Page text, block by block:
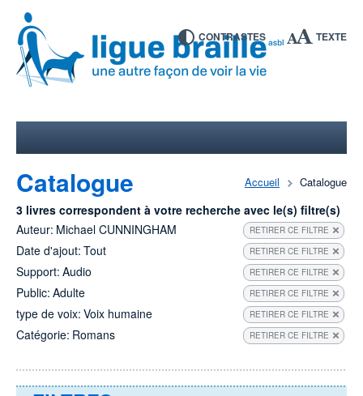
CONTRASTES TEXTE
Accueil Catalogue
Catalogue
3 livres correspondent à votre recherche avec le(s) filtre(s)
Auteur: Michael CUNNINGHAM RETIRER CE FILTRE
Date d'ajout: Tout RETIRER CE FILTRE
Support: Audio RETIRER CE FILTRE
Public: Adulte RETIRER CE FILTRE
type de voix: Voix humaine RETIRER CE FILTRE
Catégorie: Romans RETIRER CE FILTRE